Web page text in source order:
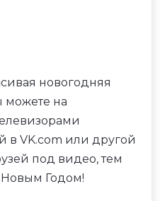
новогодняя
можете на
в VK.com или другой
под видео, тем
Годом!